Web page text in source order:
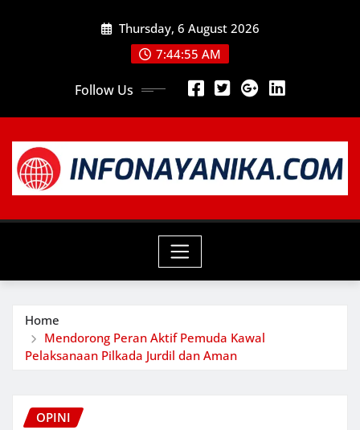
Thursday, 6 August 2026
7:44:57 AM
Follow Us
Home
Mendorong Peran Aktif Pemuda Kawal
Pelaksanaan Pilkada Jurdil dan Aman
OPINI